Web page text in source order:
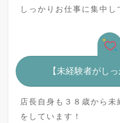
しっかりお仕事に集中し
【未経験者がし
店長自身も３８歳から未
をしています！